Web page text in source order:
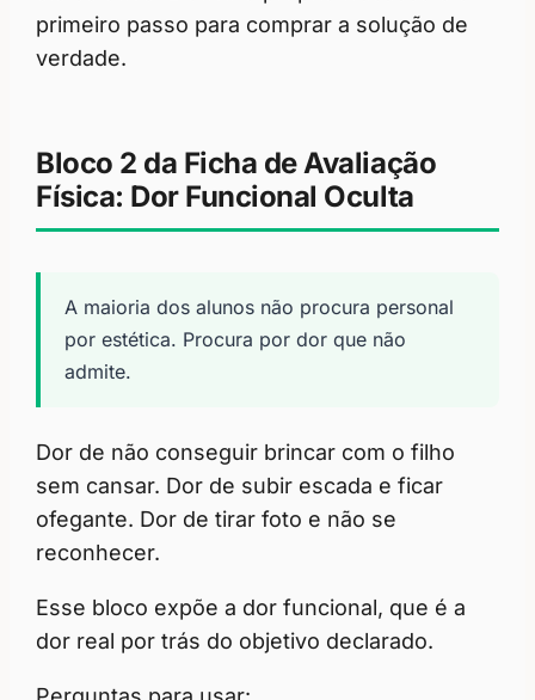
primeiro passo para comprar a solução de
verdade.
Bloco 2 da Ficha de Avaliação
Física: Dor Funcional Oculta
A maioria dos alunos não procura personal
por estética. Procura por dor que não
admite.
Dor de não conseguir brincar com o filho
sem cansar. Dor de subir escada e ficar
ofegante. Dor de tirar foto e não se
reconhecer.
Esse bloco expõe a dor funcional, que é a
dor real por trás do objetivo declarado.